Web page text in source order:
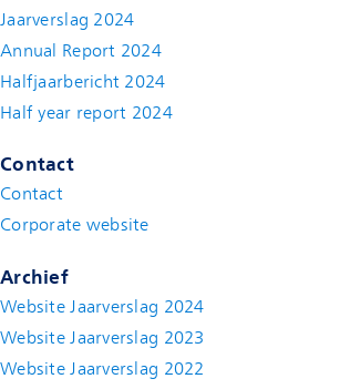
Jaarverslag 2024
Annual Report 2024
Halfjaarbericht 2024
Half year report 2024(new window)
Contact
Contact(new window)
Corporate website
Archief
Website Jaarverslag 2024
Website Jaarverslag 2023
Website Jaarverslag 2022